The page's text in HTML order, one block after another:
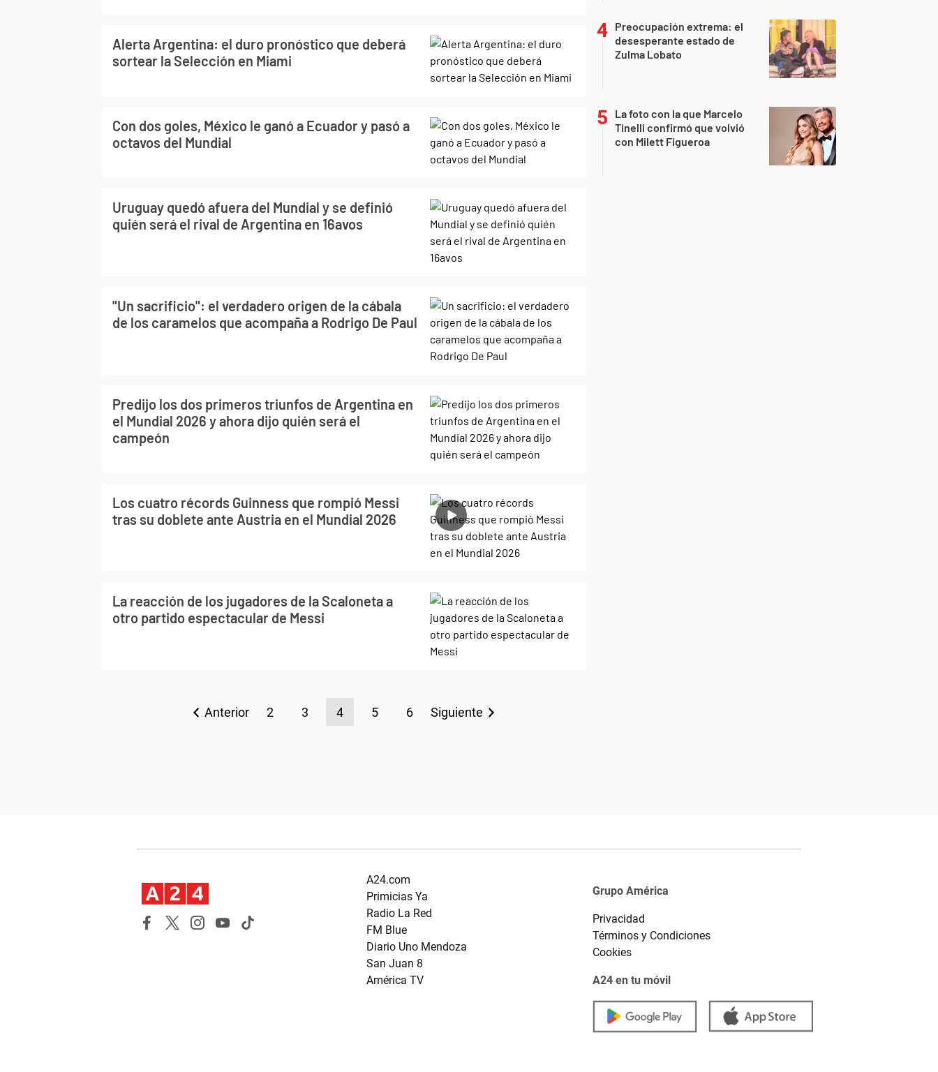
Alerta Argentina: el duro pronóstico que deberá
sortear la Selección en Miami
Con dos goles, México le ganó a Ecuador y pasó a
octavos del Mundial
Uruguay quedó afuera del Mundial y se definió
quién será el rival de Argentina en 16avos
"Un sacrificio": el verdadero origen de la cábala
de los caramelos que acompaña a Rodrigo De Paul
Predijo los dos primeros triunfos de Argentina en
el Mundial 2026 y ahora dijo quién será el
campeón
Los cuatro récords Guinness que rompió Messi
tras su doblete ante Austria en el Mundial 2026
La reacción de los jugadores de la Scaloneta a
otro partido espectacular de Messi
Anterior 2 3 4 5 6 Siguiente
Preocupación extrema: el
desesperante estado de
Zulma Lobato
La foto con la que Marcelo
Tinelli confirmó que volvió
con Milett Figueroa
A24.com
Primicias Ya
Radio La Red
FM Blue
Diario Uno Mendoza
San Juan 8
América TV
Grupo América
Privacidad
Términos y Condiciones
Cookies
A24 en tu móvil